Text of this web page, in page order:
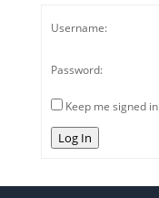
Username:
Password:
Keep me signed in
Log In